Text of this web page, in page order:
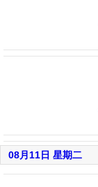
08月11日 星期二